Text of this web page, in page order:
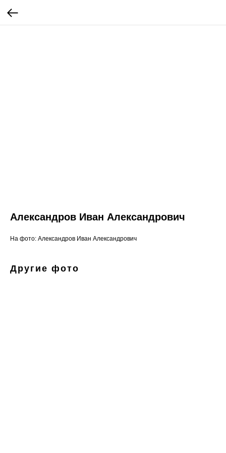
Александров Иван Александрович
На фото: Александров Иван Александрович
Другие фото